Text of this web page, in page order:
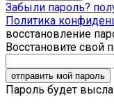
Забыли пароль?
Политика
восстановление
Восстановите свой
Пароль будет